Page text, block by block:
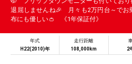
退屈しませんね🎉 月々も2万円台～でお
布にも優しい👛 《1年保証付》
年式
H22(2010)年
走行距離
108,000km
2